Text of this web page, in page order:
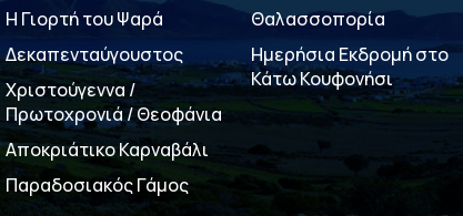
Η Γιορτή του Ψαρά
Δεκαπενταύγουστος
Χριστούγεννα /
Πρωτοχρονιά / Θεοφάνια
Αποκριάτικο Καρναβάλι
Παραδοσιακός Γάμος
Θαλασσοπορία
Ημερήσια Εκδρομή στο
Κάτω Κουφονήσι